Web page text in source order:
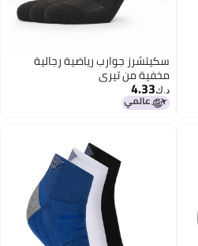
سكيتشرز جوارب رياضية رجالية
مخفية من تيري
د.ك‏4.33